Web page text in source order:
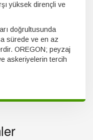
yüksek dirençli ve
doğrultusunda
sürede ve en az
OREGON; peyzaj
askeriyelerin tercih